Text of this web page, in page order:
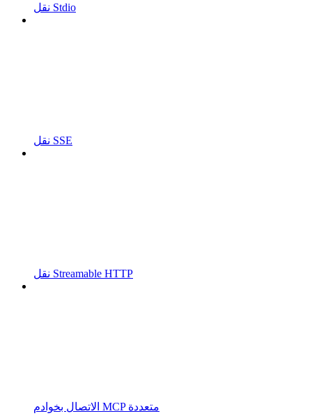
نقل Stdio
نقل SSE
نقل Streamable HTTP
الاتصال بخوادم MCP متعددة